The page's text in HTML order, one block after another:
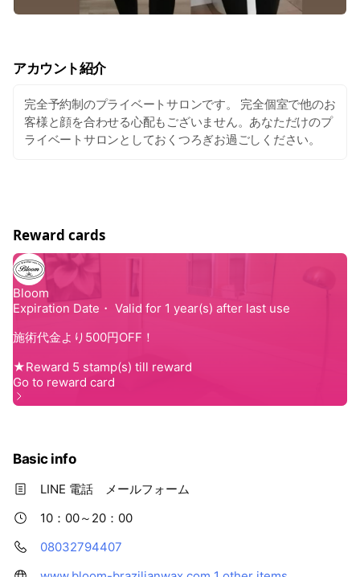
アカウント紹介
完全予約制のプライベートサロンです。 完全個室で他のお
客様と顔を合わせる心配もございません。あなただけのプ
ライベートサロンとしておくつろぎお過ごしください。
Reward cards
Basic info
LINE 電話 メールフォーム
10：00～20：00
08032794407